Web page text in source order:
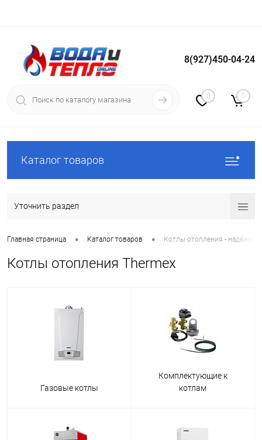
Вход Регистрация
8(927)450-04-24
0 0
Каталог товаров
Уточнить раздел
Главная страница • Каталог товаров • Котлы отопления -
Котлы отопления Thermex
Газовые котлы
Комплектующие к
котлам